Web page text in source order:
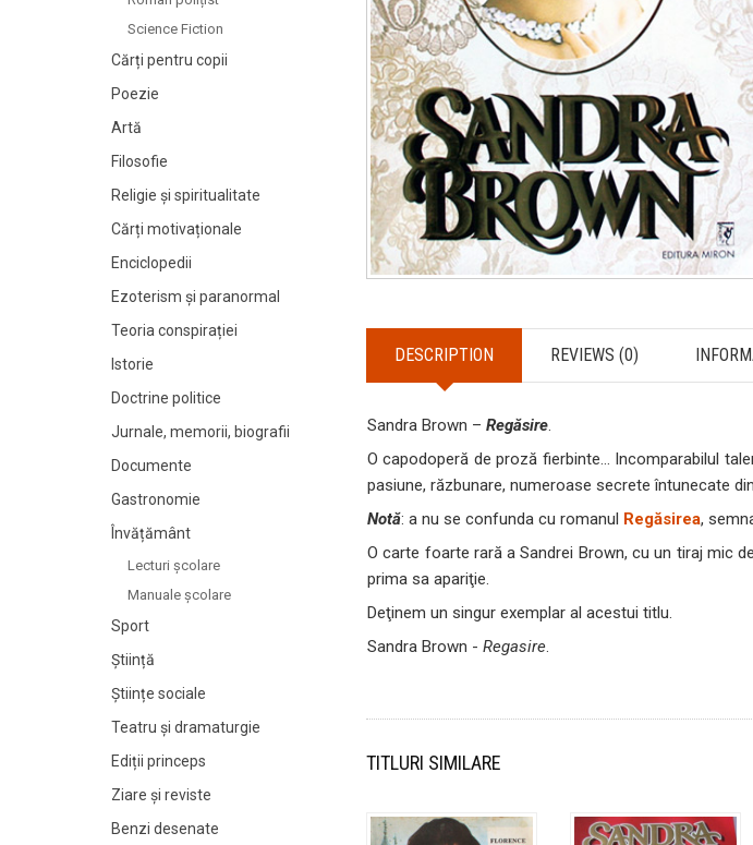
DESCRIPTION REVIEWS (0)
Sandra Brown – Regăsire.
O capodoperă de proză fierbinte… Incomparabilul
pasiune, răzbunare, numeroase secrete întunecate
Notă: a nu se confunda cu romanul Regăsirea,
O carte foarte rară a Sandrei Brown, cu un tiraj mic
prima sa apariţie.
Deţinem un singur exemplar al acestui titlu.
Sandra Brown - Regasire.
TITLURI SIMILARE
Science Fiction
Cărți pentru copii
Poezie
Artă
Filosofie
Religie și spiritualitate
Cărți motivaționale
Enciclopedii
Ezoterism și paranormal
Teoria conspirației
Istorie
Doctrine politice
Jurnale, memorii, biografii
Documente
Gastronomie
Învățământ
Lecturi şcolare
Manuale şcolare
Sport
Știință
Științe sociale
Teatru și dramaturgie
Ediții princeps
Ziare şi reviste
Benzi desenate